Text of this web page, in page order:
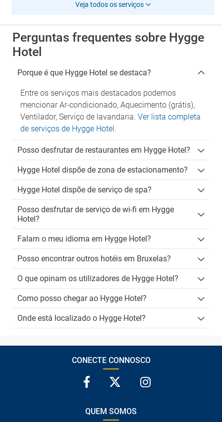
Veja todos os serviços
Perguntas frequentes sobre Hygge
Hotel
Porque é que Hygge Hotel se destaca?
Entre os serviços mais destacados podemos
mencionar Ar-condicionado, Aquecimento (grátis),
Ventilador, Serviço de lavandaria. Ver lista completa
de serviços de Hygge Hotel.
Posso desfrutar de restaurantes em Hygge Hotel?
Hygge Hotel dispõe de zona de estacionamento?
Hygge Hotel dispõe de serviço de spa?
Posso desfrutar de serviço de wi-fi em Hygge
Hotel?
Falam o meu idioma em Hygge Hotel?
Posso encontrar outros hotéis em Bruxelas?
O que opinam os utilizadores de Hygge Hotel?
Como posso chegar ao Hygge Hotel?
Onde está localizado o Hygge Hotel?
CONECTE CONNOSCO
QUEM SOMOS